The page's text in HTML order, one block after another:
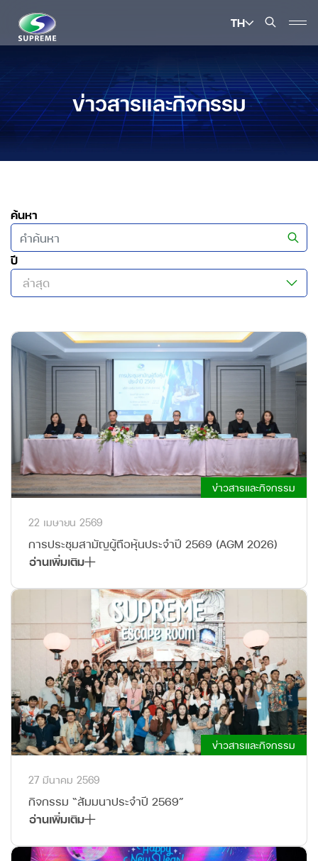
TH
ค้นหาในเว็บไซต์
Enhanced by
ข่าวสารและกิจกรรม
ค้นหา
ปี
ล่าสุด
ข่าวสารและกิจกรรม
22 เมษายน 2569
การประชุมสามัญผู้ถือหุ้นประจำปี 2569 (AGM 2026)
อ่านเพิ่มเติม
ข่าวสารและกิจกรรม
27 มีนาคม 2569
กิจกรรม “สัมมนาประจำปี 2569”
อ่านเพิ่มเติม